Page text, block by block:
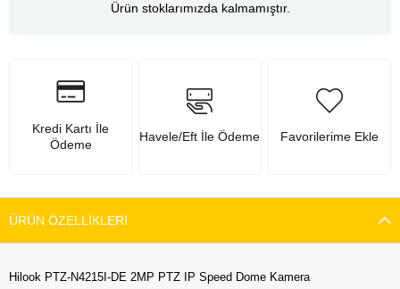
Ürün stoklarımızda kalmamıştır.
Kredi Kartı İle
Ödeme
Havele/Eft İle Ödeme Favorilerime Ekle
ÜRÜN ÖZELLIKLERI
Hilook PTZ-N4215I-DE 2MP PTZ IP Speed Dome Kamera